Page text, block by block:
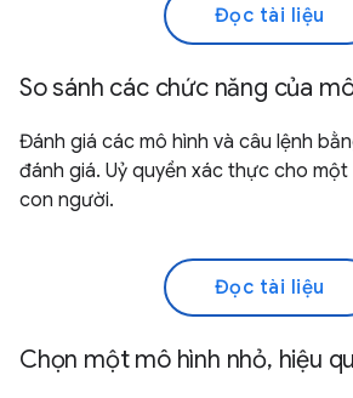
Đọc tài liệu
So sánh các chức năng của
Đánh giá các mô hình và câu lệnh
đánh giá. Uỷ quyền xác thực cho
con người.
Đọc tài liệu
Chọn một mô hình nhỏ, hiệu